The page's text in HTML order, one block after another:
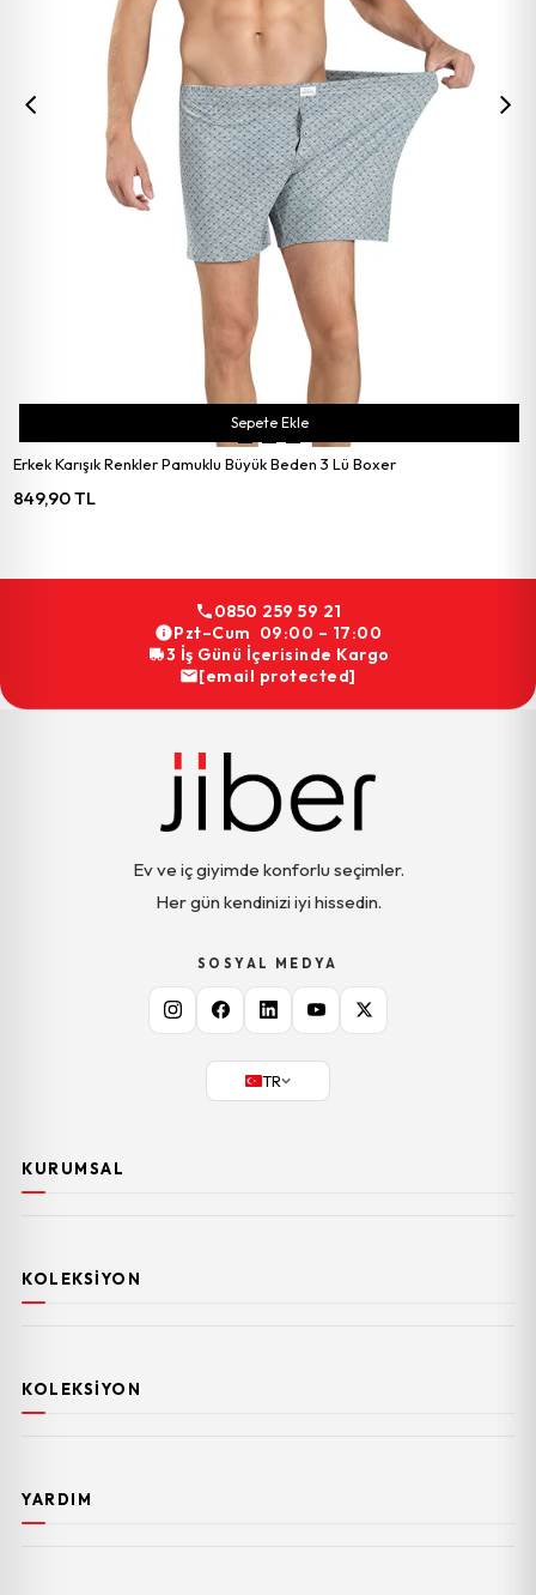
Erkek Karışık Renkler Pamuklu Büyük Beden 3 Lü Boxer
849,90 TL
Sepete Ekle
0850 259 59 21
Pzt–Cum 09:00 – 17:00
3 İş Günü İçerisinde Kargo
[email protected]
Ev ve iç giyimde konforlu seçimler.
Her gün kendinizi iyi hissedin.
SOSYAL MEDYA
TR
KURUMSAL
KOLEKSIYON
KOLEKSIYON
YARDIM